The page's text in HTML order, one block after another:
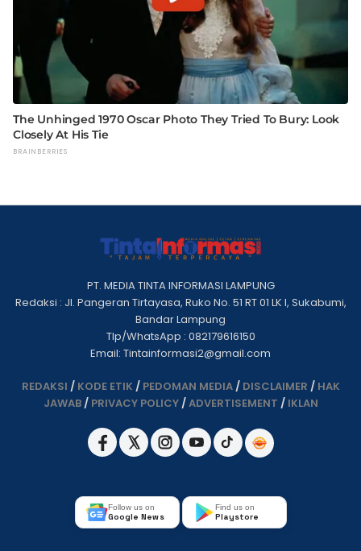
PT. MEDIA TINTA INFORMASI LAMPUNG
Redaksi : Jl. Pangeran Tirtayasa, Ruko No. 51 RT 01 LK I, Sukabumi,
Bandar Lampung
Tlp/WhatsApp : 082179616150
Email: Tintainformasi2@gmail.com
REDAKSI / KODE ETIK / PEDOMAN MEDIA/ DISCLAIMER / HAK
JAWAB/ PRIVACY POLICY/ADVERTISEMENT / IKLAN
Follow us on
Google News
Find us on
Playstore